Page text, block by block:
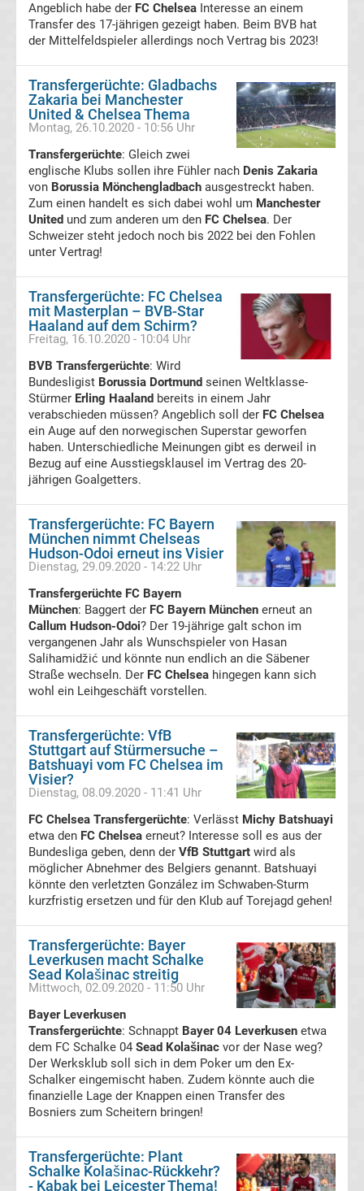
League
Ergebnisse
Europa
Tabelle
Europa
Ergebnisse
Conference
League
Erg.
Conference
League
Tabelle
Formel
1
Rennkalender
WWE
News
Boxen
News
Programm
&
Infos
Telekom
Eishockey
live
im
Angeblich habe der FC Chelsea Interesse an einem
Transfer des 17-jährigen gezeigt haben. Beim BVB hat
der Mittelfeldspieler allerdings noch Vertrag bis 2023!
Transfergerüchte: Gladbachs
Zakaria bei Manchester
United & Chelsea Thema
Montag, 26.10.2020 - 10:56 Uhr
Transfergerüchte: Gleich zwei
englische Klubs sollen ihre Fühler nach Denis Zakaria
von Borussia Mönchengladbach ausgestreckt haben.
Zum einen handelt es sich dabei wohl um Manchester
United und zum anderen um den FC Chelsea. Der
Schweizer steht jedoch noch bis 2022 bei den Fohlen
unter Vertrag!
Transfergerüchte: FC Chelsea
mit Masterplan – BVB-Star
Haaland auf dem Schirm?
Freitag, 16.10.2020 - 10:04 Uhr
BVB Transfergerüchte: Wird
Bundesligist Borussia Dortmund seinen Weltklasse-
Stürmer Erling Haaland bereits in einem Jahr
verabschieden müssen? Angeblich soll der FC Chelsea
ein Auge auf den norwegischen Superstar geworfen
haben. Unterschiedliche Meinungen gibt es derweil in
Bezug auf eine Ausstiegsklausel im Vertrag des 20-
jährigen Goalgetters.
Transfergerüchte: FC Bayern
München nimmt Chelseas
Hudson-Odoi erneut ins Visier
Dienstag, 29.09.2020 - 14:22 Uhr
Transfergerüchte FC Bayern
München: Baggert der FC Bayern München erneut an
Callum Hudson-Odoi? Der 19-jährige galt schon im
vergangenen Jahr als Wunschspieler von Hasan
Salihamidžić und könnte nun endlich an die Säbener
Straße wechseln. Der FC Chelsea hingegen kann sich
wohl ein Leihgeschäft vorstellen.
Transfergerüchte: VfB
Stuttgart auf Stürmersuche –
Batshuayi vom FC Chelsea im
Visier?
Dienstag, 08.09.2020 - 11:41 Uhr
FC Chelsea Transfergerüchte: Verlässt Michy Batshuayi
etwa den FC Chelsea erneut? Interesse soll es aus der
Bundesliga geben, denn der VfB Stuttgart wird als
möglicher Abnehmer des Belgiers genannt. Batshuayi
könnte den verletzten González im Schwaben-Sturm
kurzfristig ersetzen und für den Klub auf Torejagd gehen!
Transfergerüchte: Bayer
Leverkusen macht Schalke
Sead Kolašinac streitig
Mittwoch, 02.09.2020 - 11:50 Uhr
Bayer Leverkusen
Transfergerüchte: Schnappt Bayer 04 Leverkusen etwa
dem FC Schalke 04 Sead Kolašinac vor der Nase weg?
Der Werksklub soll sich in dem Poker um den Ex-
Schalker eingemischt haben. Zudem könnte auch die
finanzielle Lage der Knappen einen Transfer des
Bosniers zum Scheitern bringen!
Transfergerüchte: Plant
Schalke Kolašinac-Rückkehr?
- Kabak bei Leicester Thema!